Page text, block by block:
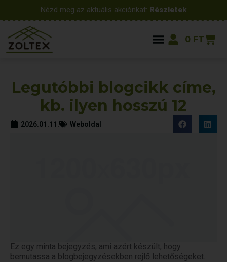
Nézd meg az aktuális akciónkat: Részletek
0 FT
Legutóbbi blogcikk címe,
kb. ilyen hosszú 12
2026.01.11. Weboldal
Ez egy minta bejegyzés, ami azért készült, hogy
bemutassa a blogbejegyzésekben rejlő lehetőségeket.